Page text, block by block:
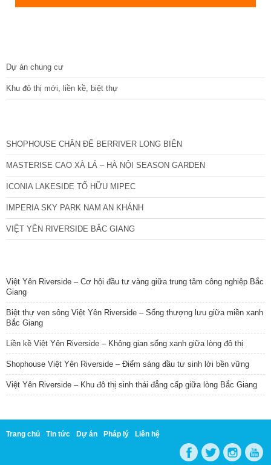
Dự án chung cư
Khu đô thị mới, liền kề, biệt thự
SHOPHOUSE CHÂN ĐẾ BERRIVER LONG BIÊN
MASTERISE CAO XÀ LÁ – HÀ NỘI SEASON GARDEN
ICONIA LAKESIDE TỐ HỮU MIPEC
IMPERIA SKY PARK NAM AN KHÁNH
VIỆT YÊN RIVERSIDE BẮC GIANG
Việt Yên Riverside – Cơ hội đầu tư vàng giữa trung tâm công nghiệp Bắc
Giang
Biệt thự ven sông Việt Yên Riverside – Sống thượng lưu giữa miền xanh
Bắc Giang
Liền kề Việt Yên Riverside – Không gian sống xanh giữa lòng đô thị
Shophouse Việt Yên Riverside – Điểm sáng đầu tư sinh lời bền vững
Việt Yên Riverside – Khu đô thị sinh thái đẳng cấp giữa lòng Bắc Giang
Trang chủ Tin tức Dự án Pháp lý Liên hệ